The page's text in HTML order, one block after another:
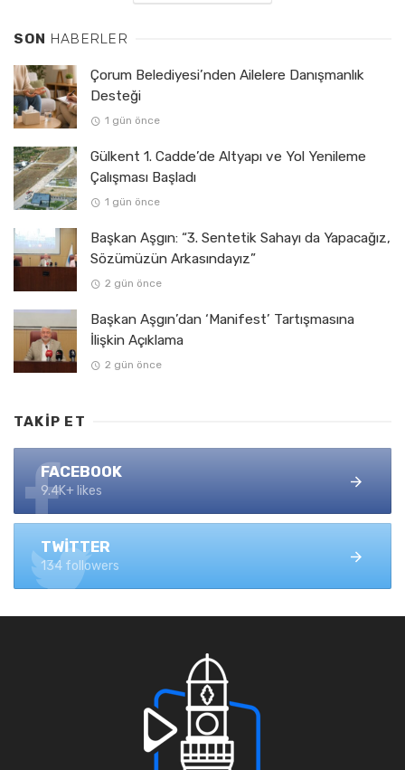
SON HABERLER
Çorum Belediyesi’nden Ailelere Danışmanlık
Desteği
1 gün önce
Gülkent 1. Cadde’de Altyapı ve Yol Yenileme
Çalışması Başladı
1 gün önce
Başkan Aşgın: “3. Sentetik Sahayı da Yapacağız,
Sözümüzün Arkasındayız”
2 gün önce
Başkan Aşgın’dan ‘Manifest’ Tartışmasına
İlişkin Açıklama
2 gün önce
TAKIP ET
FACEBOOK
9.4K+ likes
TWITTER
134 followers